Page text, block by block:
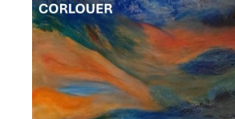
J'accepte lestermes et conditions
* Champ obligatoire